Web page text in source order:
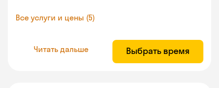
Все услуги и цены (5)
Читать дальше Выбрать время